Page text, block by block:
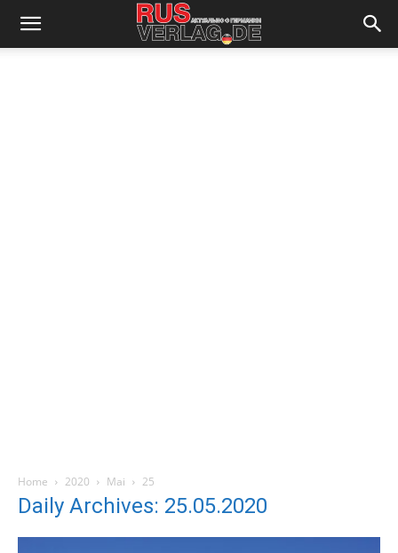
Home 2020 Mai 25
Daily Archives: 25.05.2020